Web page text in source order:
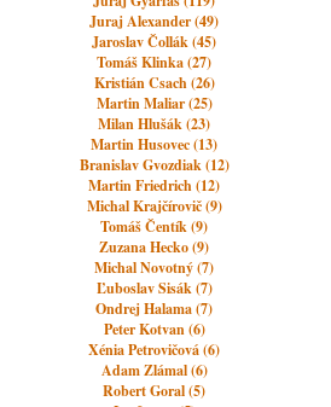
Juraj Alexander (49)
Jaroslav Čollák (45)
Tomáš Klinka (27)
Kristián Csach (26)
Martin Maliar (25)
Milan Hlušák (23)
Martin Husovec (13)
Branislav Gvozdiak (12)
Martin Friedrich (12)
Michal Krajčírovič (9)
Tomáš Čentík (9)
Zuzana Hecko (9)
Michal Novotný (7)
Ľuboslav Sisák (7)
Ondrej Halama (7)
Peter Kotvan (6)
Xénia Petrovičová (6)
Adam Zlámal (6)
Robert Goral (5)